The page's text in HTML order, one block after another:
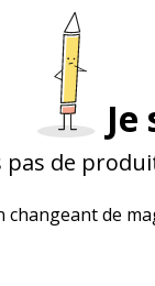
Je
pas de
changeant de